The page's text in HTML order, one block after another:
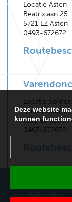
Locatie Asten
Beatrixlaan 25
5721 LZ Asten
0493-672672
Locatie
Kanaalstraat 14
5711 EJ
0493-672672
voorbehouden.
Deze website
kunnen